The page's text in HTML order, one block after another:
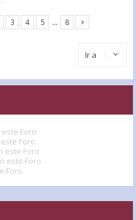
3 4 5 … 8
Ir a
Foro
Foro
este Foro
este Foro
Foro